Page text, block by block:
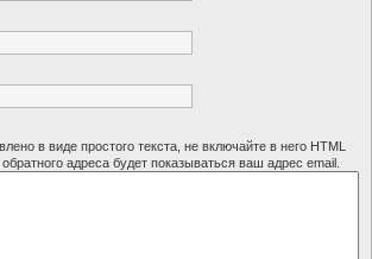
в виде простого текста, не включайте в него HTML
адреса будет показываться ваш адрес email.